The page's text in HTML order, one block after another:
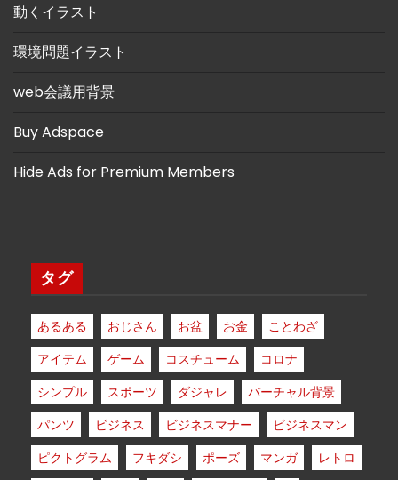
動くイラスト
環境問題イラスト
web会議用背景
Buy Adspace
Hide Ads for Premium Members
タグ
あるある おじさん お盆 お金
ことわざ
アイテム
ゲーム コスチューム
コロナ
シンプル
スポーツ ダジャレ
バーチャル背景
パンツ
ビジネス ビジネスマナー
ビジネスマン
ピクトグラム
フキダシ ポーズ マンガ
レトロ